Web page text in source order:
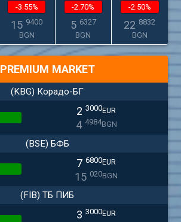
-3.55%
15 9400
BGN
-2.70%
5 6327
BGN
-2.50%
22 8832
BGN
PREMIUM MARKET
(KBG) Корадо-БГ
2 3000EUR
4 4984BGN
(BSE) БФБ
7 6800EUR
15 020BGN
(FIB) ТБ ПИБ
3 3000EUR